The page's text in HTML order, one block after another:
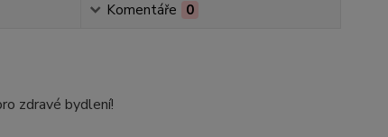
Komentáře 0
zdravé bydlení!